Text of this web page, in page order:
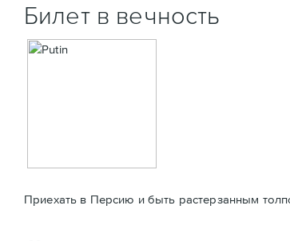
Билет в вечность
Приехать в Персию и быть растерзанным